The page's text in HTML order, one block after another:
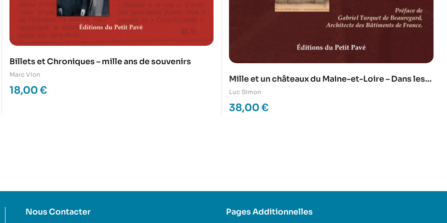
Billets et Chroniques – mille ans de souvenirs
Marc Vion
18,00 €
Mille et un châteaux du Maine-et-Loire – Dans les
années 1900
Luc Simon
38,00 €
Nous Contacter Pages Additionnelles